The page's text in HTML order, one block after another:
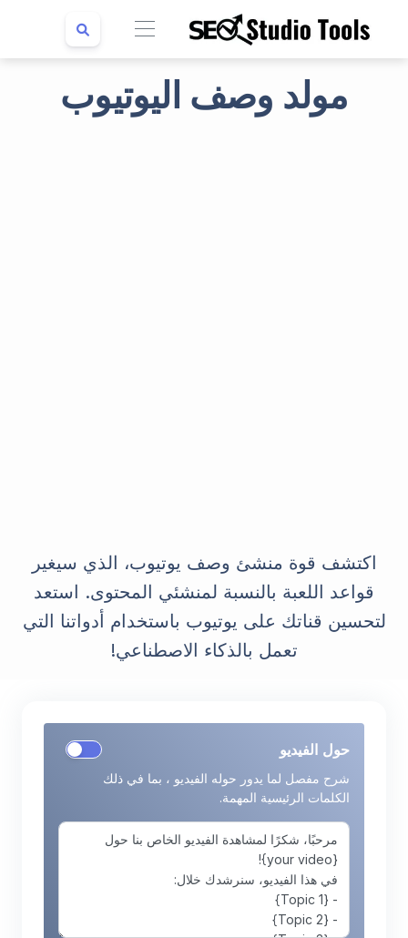
مولد وصف اليوتيوب
اكتشف قوة منشئ وصف يوتيوب، الذي سيغير
قواعد اللعبة بالنسبة لمنشئي المحتوى. استعد
لتحسين قناتك على يوتيوب باستخدام أدواتنا التي
تعمل بالذكاء الاصطناعي!
حول الفيديو
شرح مفصل لما يدور حوله الفيديو ، بما في ذلك
الكلمات الرئيسية المهمة.